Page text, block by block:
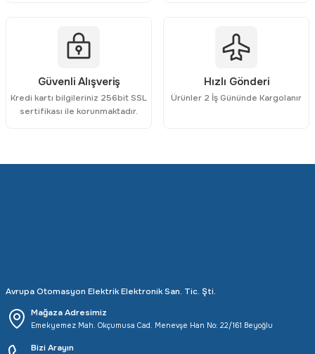
Güvenli Alışveriş
Kredi kartı bilgileriniz 256bit SSL
sertifikası ile korunmaktadır.
Hızlı Gönderi
Ürünler 2 İş Gününde Kargolanır
Avrupa Otomasyon Elektrik Elektronik San. Tic. Şti.
Mağaza Adresimiz
Emekyemez Mah. Okçumusa Cad. Menevşe Han No: 22/161 Beyoğlu
Bizi Arayın